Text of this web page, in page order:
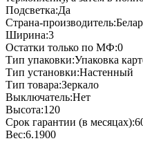
Подсветка:Да
Страна-
Ширина:3
Остатки только по МФ:0
Тип упаковки:Упаковка
Тип установки:Настенный
Тип товара:Зеркало
Выключатель:Нет
Высота:120
Срок гарантии (в
Вес:6.1900